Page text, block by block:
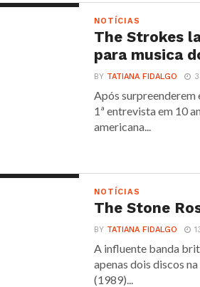
NOTÍCIAS
The Strokes
para musica
BY TATIANA FIDALGO
Após surpreenderem
1ª entrevista em 10
americana...
NOTÍCIAS
The Stone
BY TATIANA FIDALGO
A influente banda
apenas dois discos
(1989)...